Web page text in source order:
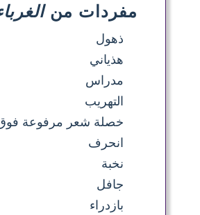
مفردات من
ذهول
هذياني
مدراس
التهريب
خصلة شعر مرفوعة فوق
انحرف
نخبة
جافل
بازدراء